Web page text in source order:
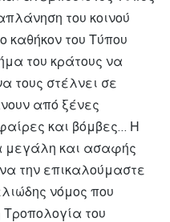
του κοινού
καθήκον του Τύπου
του κράτους να
τους στέλνει σε
από ξένες
και βόμβες… Η
μεγάλη και ασαφής
την επικαλούμαστε
νόμος που
του